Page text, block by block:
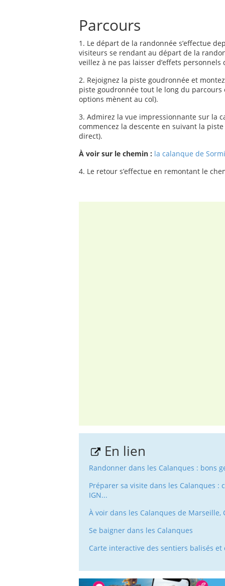
Parcours
1. Le départ de la randonnée s’effectue
visiteurs se rendant au départ de la
veillez à ne pas laisser d’effets
2. Rejoignez la piste goudronnée et
piste goudronnée tout le long du
options mènent au col).
3. Admirez la vue impressionnante sur la
commencez la descente en suivant la
direct).
À voir sur le chemin : la calanque de
4. Le retour s’effectue en remontant le
En lien
Randonner dans les Calanques : bons
Préparer sa visite dans les Calanques :
IGN...
À voir dans les Calanques de Marseille,
Se baigner dans les Calanques
Carte interactive des sentiers balisés et